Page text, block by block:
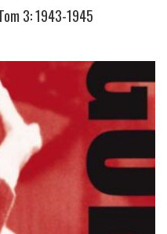
3: 1943-1945